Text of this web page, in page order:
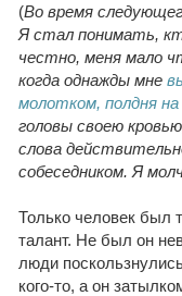
(Во время
Я стал понимать,
честно, меня мало
когда однажды мне
молотком, полдня
головы своею
слова
собеседником. Я
Только человек был
талант. Не был он
люди
кого-то, а он